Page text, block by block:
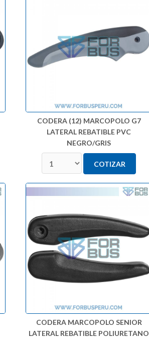
CODERA (12) MARCOPOLO G7
LATERAL REBATIBLE PVC
NEGRO/GRIS
COTIZAR
CODERA MARCOPOLO SENIOR
LATERAL REBATIBLE POLIURETANO